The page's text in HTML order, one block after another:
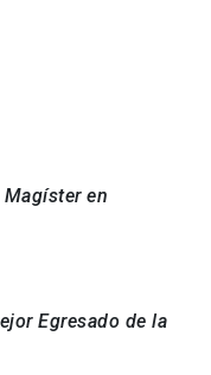
en
Egresado de la